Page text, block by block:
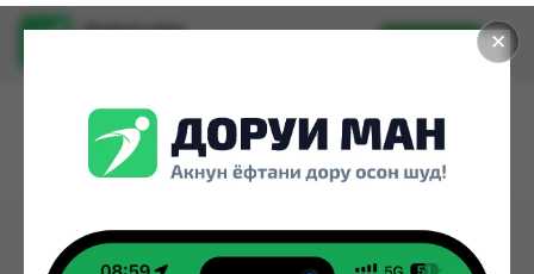
✕
Доруи ман
Установить